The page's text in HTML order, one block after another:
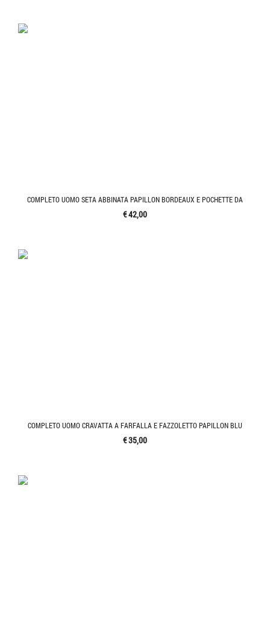
COMPLETO UOMO SETA ABBINATA PAPILLON BORDEAUX E POCHETTE DA
€ 42,00
COMPLETO UOMO CRAVATTA A FARFALLA E FAZZOLETTO PAPILLON BLU
€ 35,00